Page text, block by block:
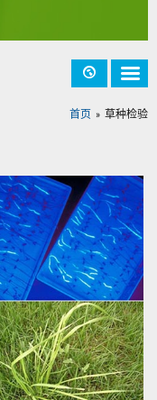
首页 草种检验